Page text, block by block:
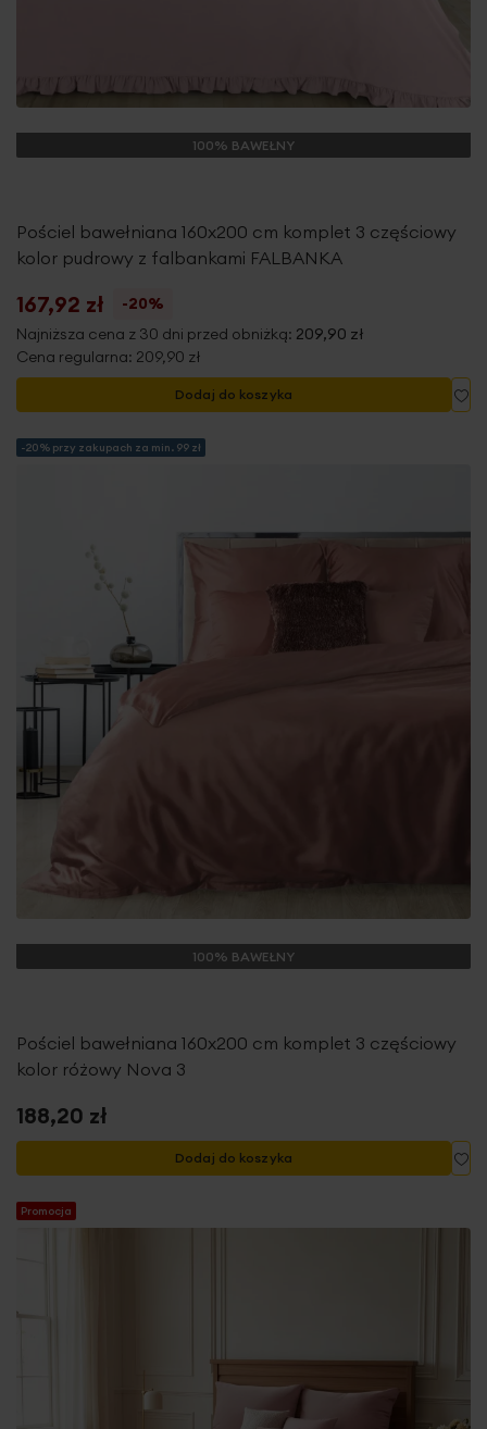
100% BAWEŁNY
Pościel bawełniana 160x200 cm komplet 3 częściowy
kolor pudrowy z falbankami FALBANKA
167,92 zł
-20%
Najniższa cena z 30 dni przed obniżką: 209,90 zł
Cena regularna: 209,90 zł
Dodaj do koszyka
-20% przy zakupach za min. 99 zł
100% BAWEŁNY
Pościel bawełniana 160x200 cm komplet 3 częściowy
kolor różowy Nova 3
188,20 zł
Dodaj do koszyka
Promocja